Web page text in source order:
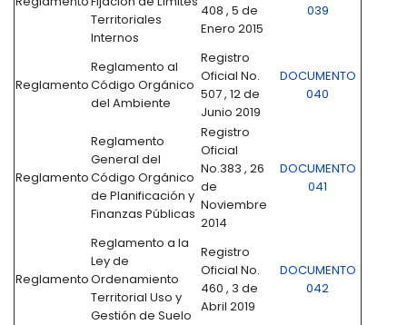
Territoriales
Internos
408 , 5 de
Enero 2015
039
Reglamento
Reglamento al
Código Orgánico
del Ambiente
Registro
Oficial No.
507 , 12 de
Junio 2019
DOCUMENTO
040
Reglamento
Reglamento
General del
Código Orgánico
de Planificación y
Finanzas Públicas
Registro
Oficial
No.383 , 26
de
Noviembre
2014
DOCUMENTO
041
Reglamento
Reglamento a la
Ley de
Ordenamiento
Territorial Uso y
Gestión de Suelo
Registro
Oficial No.
460 , 3 de
Abril 2019
DOCUMENTO
042